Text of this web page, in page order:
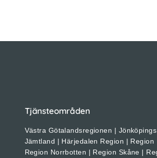
Tjänsteområden
Västra Götalandsregionen |
Jämtland | Härjedalen Region |
Region Norrbotten | Region Skåne |